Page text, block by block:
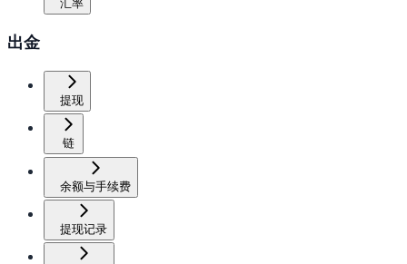
汇率
出金
提现
链
余额与手续费
提现记录